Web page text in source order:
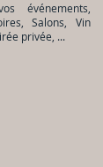
événements,
Salons, Vin
privée, ...